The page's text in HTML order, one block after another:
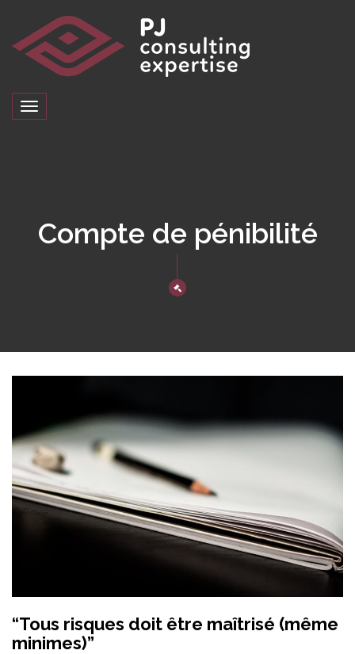
Toggle
navigation
Compte de pénibilité
“Tous risques doit être maîtrisé (même
minimes)”